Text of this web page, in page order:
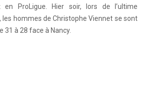
en ProLigue. Hier soir, lors de l’ultime
les hommes de Christophe Viennet se sont
31 à 28 face à Nancy.